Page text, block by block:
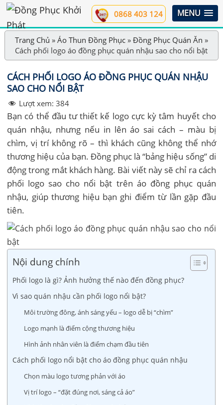
MENU
0868 403 124
Trang Chủ » Áo Thun Đồng Phục» Đồng Phục Quán Ăn »
Cách phối logo áo đồng phục quán nhậu sao cho nổi bật
CÁCH PHỐI LOGO ÁO ĐỒNG PHỤC QUÁN NHẬU
SAO CHO NỔI BẬT
Lượt xem: 384
Bạn có thể đầu tư thiết kế logo cực kỳ tâm huyết cho
quán nhậu, nhưng nếu in lên áo sai cách – màu bị
chìm, vị trí không rõ – thì khách cũng không thể nhớ
thương hiệu của bạn. Đồng phục là “bảng hiệu sống” di
động trong mắt khách hàng. Bài viết này sẽ chỉ ra cách
phối logo sao cho nổi bật trên áo đồng phục quán
nhậu, giúp thương hiệu bạn ghi điểm từ lần gặp đầu
tiên.
Nội dung chính
Phối logo là gì? Ảnh hưởng thế nào đến đồng phục?
Vì sao quán nhậu cần phối logo nổi bật?
Môi trường đông, ánh sáng yếu – logo dễ bị “chìm”
Logo mạnh là điểm cộng thương hiệu
Hình ảnh nhân viên là điểm chạm đầu tiên
Cách phối logo nổi bật cho áo đồng phục quán nhậu
Chọn màu logo tương phản với áo
Vị trí logo – “đặt đúng nơi, sáng cả áo”